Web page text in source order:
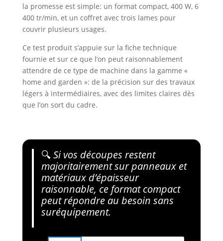
la promesse est simple: un format compact, 400 W, 6
400 tr/min, et un coffret avec trois lames pour
couvrir plusieurs usages.
Ce test produit s’appuie sur la fiche technique
fournie et sur ce que l’on peut raisonnablement
attendre de ce type de machine dans la gamme «
home and garden »: de la précision sur des travaux
légers à intermédiaires, avec des limites claires dès
que l’on sort du cadre.
🔍 Si vos découpes restent
majoritairement sur panneaux et
matériaux d’épaisseur
raisonnable, ce format compact
peut répondre au besoin sans
suréquipement.